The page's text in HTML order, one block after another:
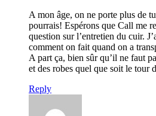
A mon âge, on ne porte plus de
pourrais! Espérons que Call me
question sur l’entretien du cuir.
comment on fait quand on a
A part ça, bien sûr qu’il ne faut
et des robes quel que soit le tour
Reply